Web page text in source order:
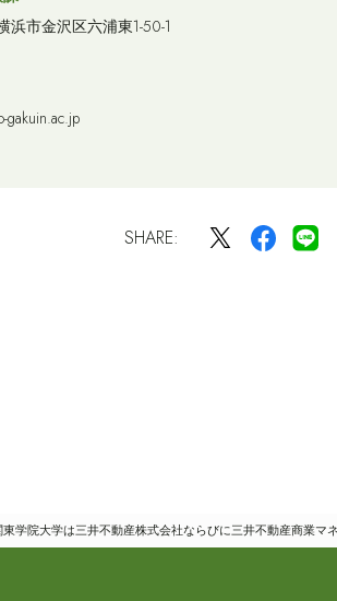
東学院大学は三井不動産株式会社ならびに三井不動産商業
市金沢区六浦東1-50-1
gakuin.ac.jp
SHARE: